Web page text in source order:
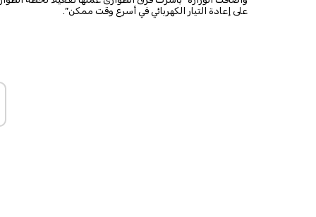
على ‌إعادة التيار الكهربائي في أسرع وقت ممكن”.